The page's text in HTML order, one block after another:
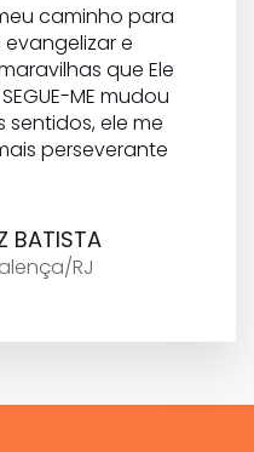
caminho para
evangelizar e
que Ele
ME mudou
sentidos, ele me
perseverante
BATISTA
RJ